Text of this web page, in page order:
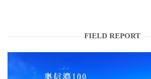
FIELD REPORT